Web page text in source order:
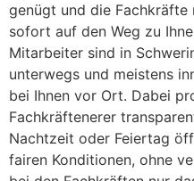
genügt und die Fachkräfte
sofort auf den Weg zu
Mitarbeiter sind in
unterwegs und meistens
bei Ihnen vor Ort. Dabei
Fachkräftenerer
Nachtzeit oder Feiertag
fairen Konditionen, ohne